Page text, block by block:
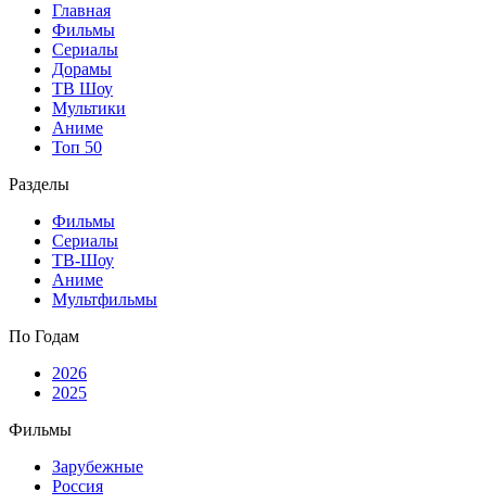
Главная
Фильмы
Сериалы
Дорамы
ТВ Шоу
Мультики
Аниме
Топ 50
Разделы
Фильмы
Сериалы
ТВ-Шоу
Аниме
Мультфильмы
По Годам
2026
2025
Фильмы
Зарубежные
Россия